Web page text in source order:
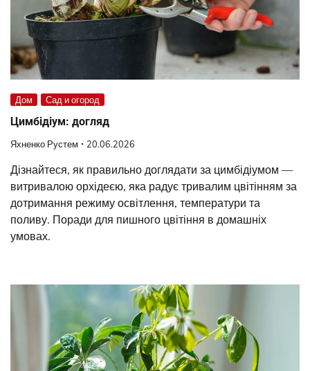
Дом Сад и огород
Цимбідіум: догляд
Яхненко Рустем 20.06.2026
Дізнайтеся, як правильно доглядати за цимбідіумом —
витривалою орхідеєю, яка радує тривалим цвітінням за
дотримання режиму освітлення, температури та
поливу. Поради для пишного цвітіння в домашніх
умовах.